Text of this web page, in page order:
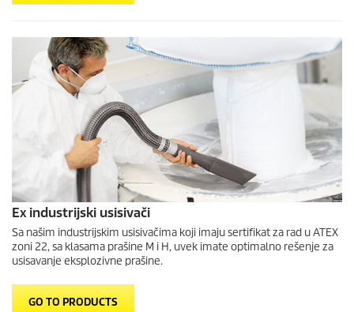
Ex industrijski usisivači
Sa našim industrijskim usisivačima koji imaju sertifikat za rad u ATEX
zoni 22, sa klasama prašine M i H, uvek imate optimalno rešenje za
usisavanje eksplozivne prašine.
GO TO PRODUCTS